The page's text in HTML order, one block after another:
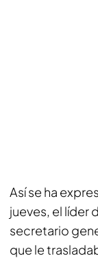
Así se ha
jueves, el líder
secretario
que le